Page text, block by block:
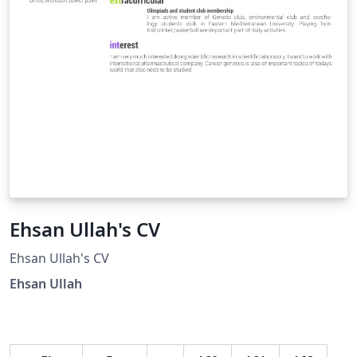
breiden tot een inproductruimte.
Ehsan Ullah's CV
Ehsan Ullah's CV
Ehsan Ullah